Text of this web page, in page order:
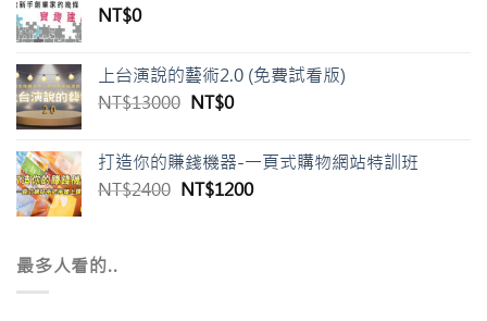
NT$0
上台演說的藝術2.0 (免費試看版)
NT$13000 NT$0
打造你的賺錢機器-一頁式購物網站特訓班
NT$2400 NT$1200
最多人看的..